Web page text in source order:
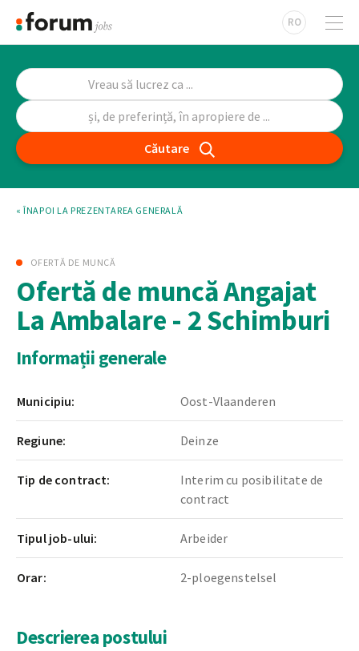
RO
Căutare
« ÎNAPOI LA PREZENTAREA GENERALĂ
OFERTĂ DE MUNCĂ
Ofertă de muncă Angajat
La Ambalare - 2 Schimburi
Informații generale
Municipiu: Oost-Vlaanderen
Regiune: Deinze
Tip de contract:
Interim cu posibilitate de
contract
Tipul job-ului: Arbeider
Orar: 2-ploegenstelsel
Descrierea postului